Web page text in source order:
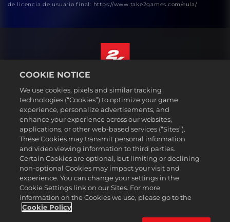
de licencia de usuario final: https://www.take2games.com/eula/
Aviso legal
Política de privacidad
Política de cookies
Atención al cliente
No vender ni compartir mis datos personales
Búsqueda de pedidos y reembolsos
Socios publicitarios de 2K Ad
©2016-2026 Take-Two Interactive Software Inc. 2K, Firaxis Games,
Civilization, and their respective logos are trademarks of Take-Two
Interactive Software, Inc. All rights reserved.
Todas las marcas comerciales son propiedad de sus respectivos
Español
COOKIE NOTICE
We use cookies, pixels and similar tracking
technologies (“Cookies”) to optimize your game
experience, personalize advertisements, and
enhance your experience across our websites,
applications, or other web-based services (“Sites”).
These Cookies may transmit personal information
and video viewing information to third parties.
Certain Cookies are optional, but limiting or declining
non-optional Cookies may impact your visit and
experience. You can change your settings in the
Cookie Settings link on our Sites. For more
information on the Cookies we use, please go to the
Cookie Policy